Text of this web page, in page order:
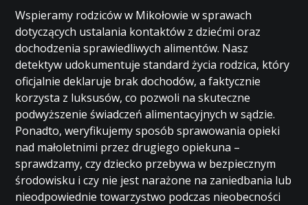
Wspieramy rodziców w Mikołowie w sprawach
dotyczących ustalania kontaktów z dziećmi oraz
dochodzenia sprawiedliwych alimentów. Nasz
detektyw udokumentuje standard życia rodzica, który
oficjalnie deklaruje brak dochodów, a faktycznie
korzysta z luksusów, co pozwoli na skuteczne
podwyższenie świadczeń alimentacyjnych w sądzie.
Ponadto, weryfikujemy sposób sprawowania opieki
nad małoletnimi przez drugiego opiekuna –
sprawdzamy, czy dziecko przebywa w bezpiecznym
środowisku i czy nie jest narażone na zaniedbania lub
nieodpowiednie towarzystwo podczas nieobecności